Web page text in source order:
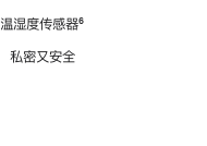
温湿度传感器脚
⁶
私密又安全